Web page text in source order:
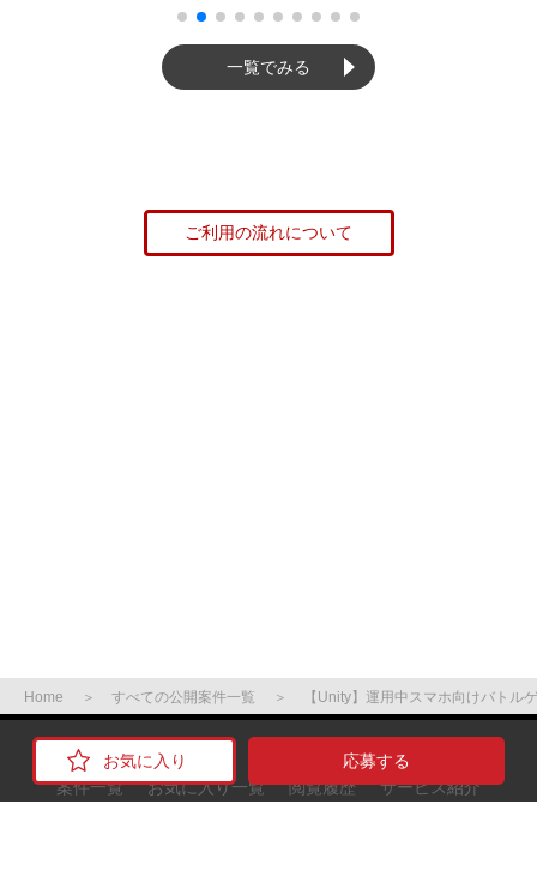
応募する
一覧でみる
ご利用の流れについて
Home すべての公開案件一覧 【Unity】運用中スマホ向けバトル
案件一覧 お気に入り一覧 閲覧履歴 サービス紹介